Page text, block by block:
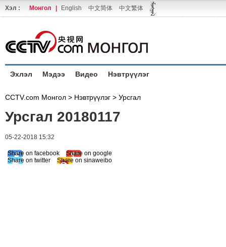
Хэл : Монгол English 中文简体 中文繁体
Эхлэл Мэдээ Видео Нэвтрүүлэг
CCTV.com Монгол > Нэвтрүүлэг > Урсгал
Урсгал 20180117
05-22-2018 15:32
Share on facebook
Share on google
Share on twitter
Share on sinaweibo